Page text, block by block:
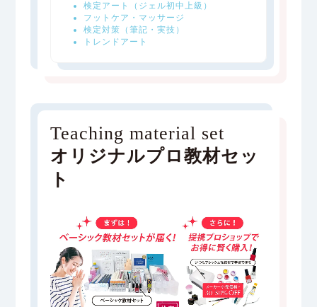
検定アート（ジェル初中上級）
フットケア・マッサージ
検定対策（筆記・実技）
トレンドアート
Teaching material set
オリジナルプロ教材セッ
ト